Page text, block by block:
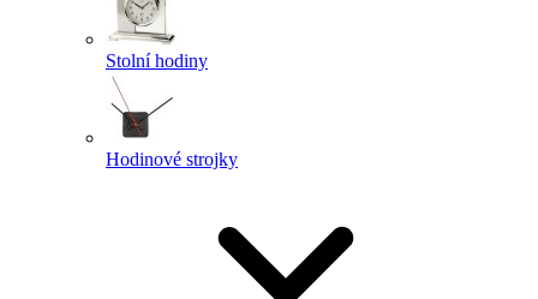
Stolní hodiny
Hodinové strojky